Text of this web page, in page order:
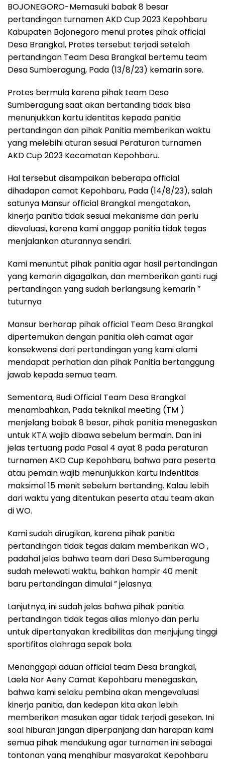
BOJONEGORO-Memasuki babak 8 besar
pertandingan turnamen AKD Cup 2023 Kepohbaru
Kabupaten Bojonegoro menui protes pihak official
Desa Brangkal, Protes tersebut terjadi setelah
pertandingan Team Desa Brangkal bertemu team
Desa Sumberagung, Pada (13/8/23) kemarin sore.
Protes bermula karena pihak team Desa
Sumberagung saat akan bertanding tidak bisa
menunjukkan kartu identitas kepada panitia
pertandingan dan pihak Panitia memberikan waktu
yang melebihi aturan sesuai Peraturan turnamen
AKD Cup 2023 Kecamatan Kepohbaru.
Hal tersebut disampaikan beberapa official
dihadapan camat Kepohbaru, Pada (14/8/23), salah
satunya Mansur official Brangkal mengatakan,
kinerja panitia tidak sesuai mekanisme dan perlu
dievaluasi, karena kami anggap panitia tidak tegas
menjalankan aturannya sendiri.
Kami menuntut pihak panitia agar hasil pertandingan
yang kemarin digagalkan, dan memberikan ganti rugi
pertandingan yang sudah berlangsung kemarin ”
tuturnya
Mansur berharap pihak official Team Desa Brangkal
dipertemukan dengan panitia oleh camat agar
konsekwensi dari pertandingan yang kami alami
mendapat perhatian dan pihak Panitia bertanggung
jawab kepada semua team.
Sementara, Budi Official Team Desa Brangkal
menambahkan, Pada teknikal meeting (TM )
menjelang babak 8 besar, pihak panitia menegaskan
untuk KTA wajib dibawa sebelum bermain. Dan ini
jelas tertuang pada Pasal 4 ayat 8 pada peraturan
turnamen AKD Cup Kepohbaru, bahwa para peserta
atau pemain wajib menunjukkan kartu indentitas
maksimal 15 menit sebelum bertanding. Kalau lebih
dari waktu yang ditentukan peserta atau team akan
di WO.
Kami sudah dirugikan, karena pihak panitia
pertandingan tidak tegas dalam memberikan WO ,
padahal jelas bahwa team dari Desa Sumberagung
sudah melewati waktu, bahkan hampir 40 menit
baru pertandingan dimulai ” jelasnya.
Lanjutnya, ini sudah jelas bahwa pihak panitia
pertandingan tidak tegas alias mlonyo dan perlu
untuk dipertanyakan kredibilitas dan menjujung tinggi
sportifitas olahraga sepak bola.
Menanggapi aduan official team Desa brangkal,
Laela Nor Aeny Camat Kepohbaru menegaskan,
bahwa kami selaku pembina akan mengevaluasi
kinerja panitia, dan kedepan kita akan lebih
memberikan masukan agar tidak terjadi gesekan. Ini
soal hiburan jangan diperpanjang dan harapan kami
semua pihak mendukung agar turnamen ini sebagai
tontonan yang menghibur masyarakat Kepohbaru